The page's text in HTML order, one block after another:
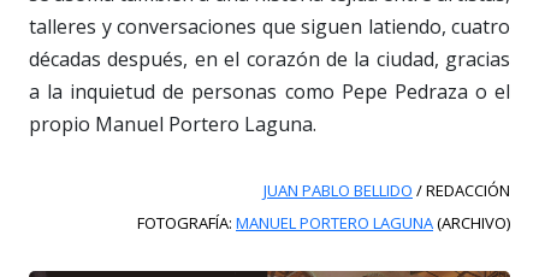
talleres y conversaciones que siguen latiendo, cuatro
décadas después, en el corazón de la ciudad, gracias
a la inquietud de personas como Pepe Pedraza o el
propio Manuel Portero Laguna.
JUAN PABLO BELLIDO / REDACCIÓN
FOTOGRAFÍA: MANUEL PORTERO LAGUNA(ARCHIVO)